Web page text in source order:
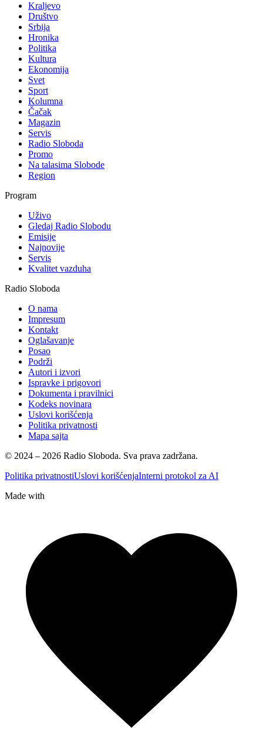
Kraljevo
Društvo
Srbija
Hronika
Politika
Kultura
Ekonomija
Svet
Sport
Kolumna
Čačak
Magazin
Servis
Radio Sloboda
Promo
Na talasima Slobode
Region
Program
Uživo
Gledaj Radio Slobodu
Emisije
Najnovije
Servis
Kvalitet vazduha
Radio Sloboda
O nama
Impresum
Kontakt
Oglašavanje
Posao
Podrži
Autori i izvori
Ispravke i prigovori
Dokumenta i pravilnici
Kodeks novinara
Uslovi korišćenja
Politika privatnosti
Mapa sajta
© 2024 – 2026 Radio Sloboda. Sva prava zadržana.
Politika privatnostiUslovi korišćenjaInterni protokol za AI
Made with